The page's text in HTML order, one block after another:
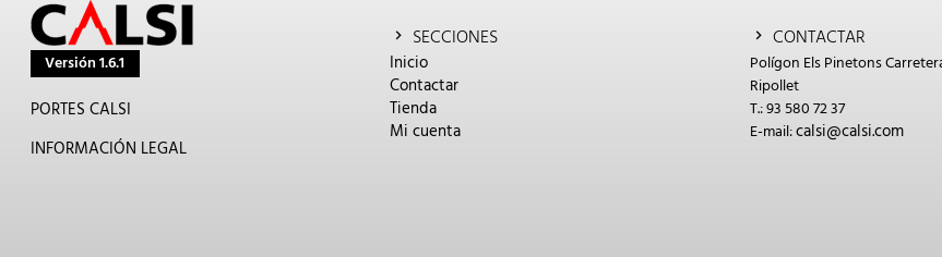
Versión 1.6.1
PORTES CALSI
INFORMACIÓN LEGAL
SECCIONES
Inicio
Contactar
Tienda
Mi cuenta
CONTACTAR
Polígon Els Pinetons
Ripollet
T.: 93 580 72 37
E-mail:calsi@calsi.com